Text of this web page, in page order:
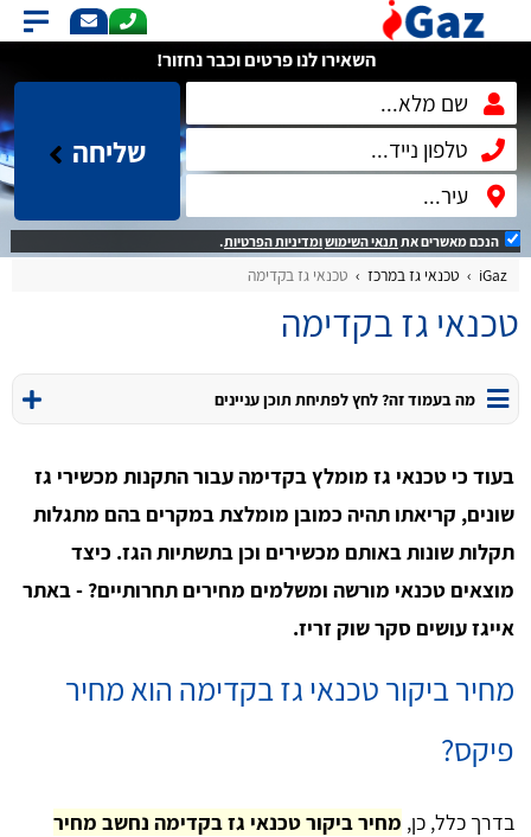
השאירו לנו פרטים וכבר נחזור!
שליחה
הנכם מאשרים את תנאי השימושומדיניות הפרטיות.
iGaz טכנאי גז במרכז טכנאי גז בקדימה
טכנאי גז בקדימה
מה בעמוד זה? לחץ לפתיחת תוכן עניינים
בעוד כי טכנאי גז מומלץ בקדימה עבור התקנות מכשירי גז
שונים, קריאתו תהיה כמובן מומלצת במקרים בהם מתגלות
תקלות שונות באותם מכשירים וכן בתשתיות הגז. כיצד
מוצאים טכנאי מורשה ומשלמים מחירים תחרותיים? - באתר
אייגז עושים סקר שוק זריז.
מחיר ביקור טכנאי גז בקדימה הוא מחיר
פיקס?
בדרך כלל, כן, מחיר ביקור טכנאי גז בקדימה נחשב מחיר